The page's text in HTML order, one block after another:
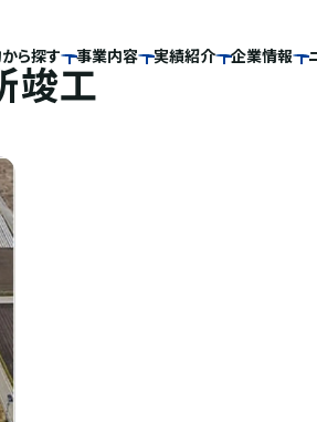
ら探す 事業内容 実績紹介 企業情報
竣工